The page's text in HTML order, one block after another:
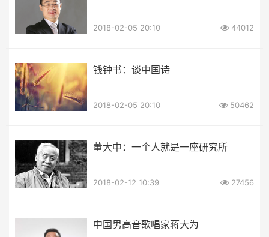
2018-02-05 20:10 44012
钱钟书：谈中国诗
2018-02-05 20:10 50462
董大中：一个人就是一座研究所
2018-02-12 10:39 27456
中国男高音歌唱家蒋大为